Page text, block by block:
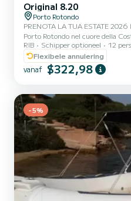
Original 8.20
Porto Rotondo
PRENOTA LA TUA ESTATE 2026 IN
Porto Rotondo nel cuore della
trovare il parcheggio della tua
piccolo bar per potersi rilassare
mare. In questo bellissimo gommone possiamo trovarci: .Doccetta
.1 Bagno .frigorifero .Tendalino
personalizzati per il golfo di
RIB Schipper optioneel 12 pers.
Flexibele annulering
vanaf $322,98
-5%